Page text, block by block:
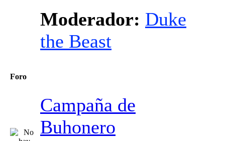
Moderador: Duke
the Beast
Foro
Campaña de
Buhonero